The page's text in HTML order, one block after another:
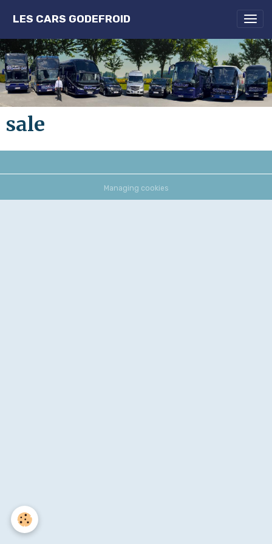
LES CARS GODEFROID
sale
Managing cookies